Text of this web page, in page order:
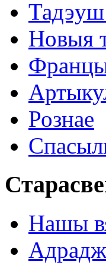
Новыя
Рознае
Нашы